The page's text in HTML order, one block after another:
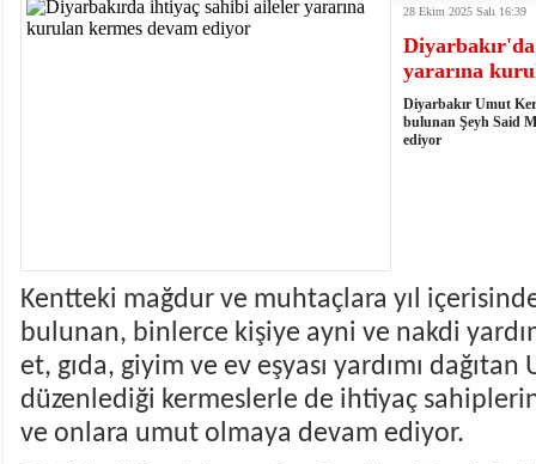
18:14
- VEFAT • Mehmet Ata Baştuğ
- Mardin’de yangına müdahale eden itfaiye
- Başkan Genç, Şırnak'ta dönel kavşak çağrısını
- Bakan Memişoğlu: 500 yataklı hastanemizi
- Bitlis'te bir kişinin hayatını kaybettiği husumet
- Öter: Çiftçinin kullandığı mazot, gübre ve
28 Ekim 2025 Salı 16:39
yararına
Diyarbakır Umut
bulunan Şeyh Said
ediyor
Kentteki mağdur ve muhtaçlara yıl
bulunan, binlerce kişiye ayni ve nakdi
et, gıda, giyim ve ev eşyası yardımı dağıtan
düzenlediği kermeslerle de ihtiyaç
ve onlara umut olmaya devam ediyor.